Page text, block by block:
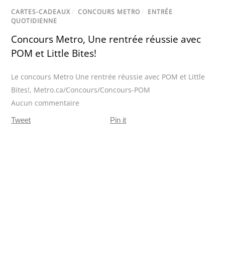
CARTES-CADEAUX / CONCOURS METRO / ENTRÉE
QUOTIDIENNE
Concours Metro, Une rentrée réussie avec
POM et Little Bites!
Le concours Metro Une rentrée réussie avec POM et Little
Bites!, Metro.ca/Concours/Concours-POM
Aucun commentaire
Tweet Pin it